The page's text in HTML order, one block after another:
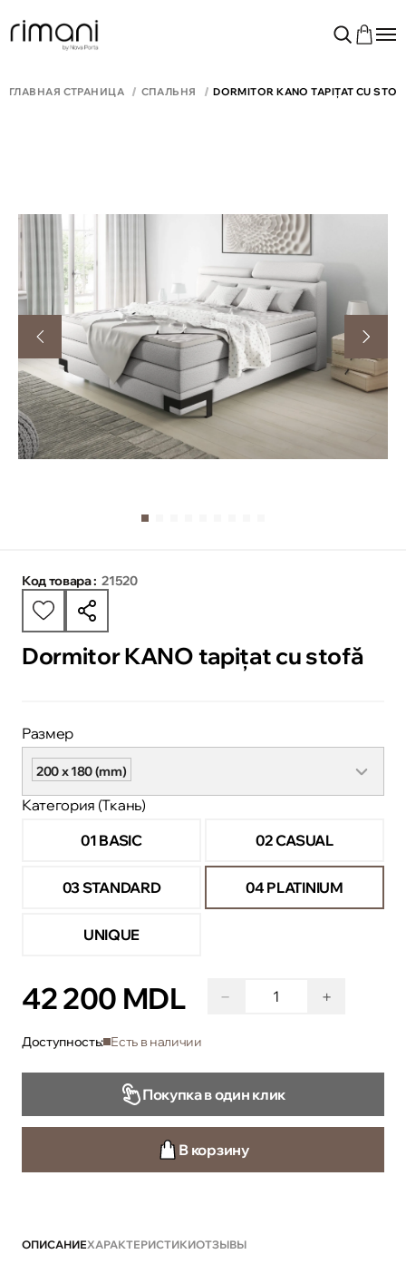
ГЛАВНАЯ СТРАНИЦА СПАЛЬНЯ DORMITOR KANO TAPIȚAT CU
Код товара : 21520
Dormitor KANO tapițat cu stofă
Размер
200 x 180 (mm)
Категория (Ткань)
01 BASIC
02 CASUAL
03 STANDARD 04 PLATINIUM
UNIQUE
42 200 MDL − +
Доступность: Есть в наличии
Покупка в один клик
В корзину
ОПИСАНИЕХАРАКТЕРИСТИКИОТЗЫВЫ